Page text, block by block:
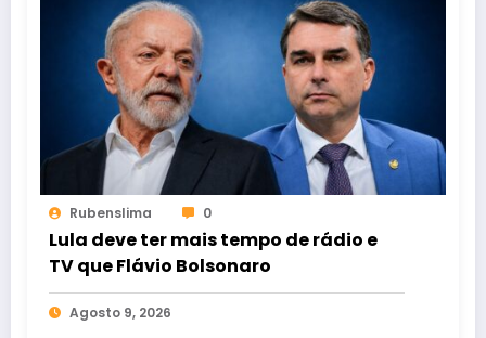
Rubenslima 0
Lula deve ter mais tempo de rádio e
TV que Flávio Bolsonaro
Agosto 9, 2026